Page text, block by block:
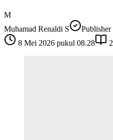
M
Muhamad Renaldi S
Publisher
8 Mei 2026 pukul 08.28
2